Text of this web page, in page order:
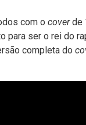
com o coverde
para ser o rei do
completa do